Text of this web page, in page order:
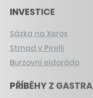
INVESTICE
Sázka na Xerox
Strnad v Pirelli
Burzovní eldorádo
PŘÍBĚHY Z GASTRA